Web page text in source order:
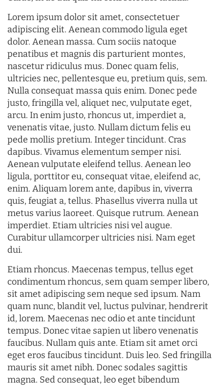
Lorem ipsum dolor sit amet, consectetuer
adipiscing elit. Aenean commodo ligula eget
dolor. Aenean massa. Cum sociis natoque
penatibus et magnis dis parturient montes,
nascetur ridiculus mus. Donec quam felis,
ultricies nec, pellentesque eu, pretium quis, sem.
Nulla consequat massa quis enim. Donec pede
justo, fringilla vel, aliquet nec, vulputate eget,
arcu. In enim justo, rhoncus ut, imperdiet a,
venenatis vitae, justo. Nullam dictum felis eu
pede mollis pretium. Integer tincidunt. Cras
dapibus. Vivamus elementum semper nisi.
Aenean vulputate eleifend tellus. Aenean leo
ligula, porttitor eu, consequat vitae, eleifend ac,
enim. Aliquam lorem ante, dapibus in, viverra
quis, feugiat a, tellus. Phasellus viverra nulla ut
metus varius laoreet. Quisque rutrum. Aenean
imperdiet. Etiam ultricies nisi vel augue.
Curabitur ullamcorper ultricies nisi. Nam eget
dui.
Etiam rhoncus. Maecenas tempus, tellus eget
condimentum rhoncus, sem quam semper libero,
sit amet adipiscing sem neque sed ipsum. Nam
quam nunc, blandit vel, luctus pulvinar, hendrerit
id, lorem. Maecenas nec odio et ante tincidunt
tempus. Donec vitae sapien ut libero venenatis
faucibus. Nullam quis ante. Etiam sit amet orci
eget eros faucibus tincidunt. Duis leo. Sed fringilla
mauris sit amet nibh. Donec sodales sagittis
magna. Sed consequat, leo eget bibendum